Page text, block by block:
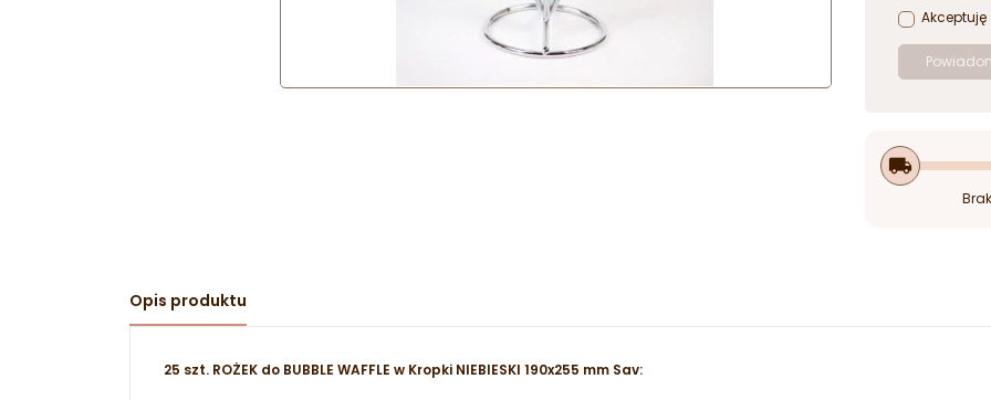
Akceptuję
local_shipping
Opis produktu
25 szt. ROŻEK do BUBBLE WAFFLE w Kropki NIEBIESKI 190x255 mm Sav: